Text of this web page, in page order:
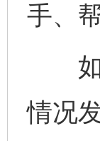
手、
如
情况
完善运行